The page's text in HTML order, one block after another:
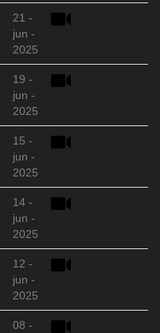
21 -
jun -
2025
19 -
jun -
2025
15 -
jun -
2025
14 -
jun -
2025
12 -
jun -
2025
08 -